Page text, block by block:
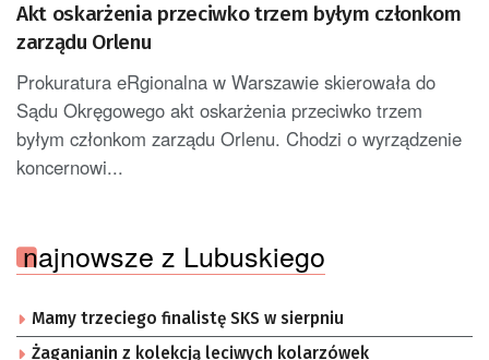
Akt oskarżenia przeciwko trzem byłym członkom
zarządu Orlenu
Prokuratura eRgionalna w Warszawie skierowała do
Sądu Okręgowego akt oskarżenia przeciwko trzem
byłym członkom zarządu Orlenu. Chodzi o wyrządzenie
koncernowi...
najnowsze z Lubuskiego
Mamy trzeciego finalistę SKS w sierpniu
Żaganianin z kolekcją leciwych kolarzówek